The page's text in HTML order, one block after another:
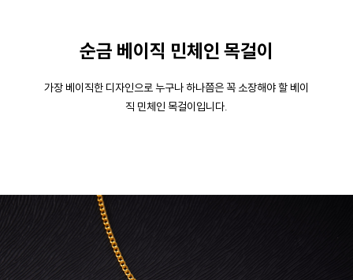
순금 베이직 민체인 목걸이
가장 베이직한 디자인으로 누구나 하나쯤은 꼭 소장해야 할 베이
직 민체인 목걸이입니다.